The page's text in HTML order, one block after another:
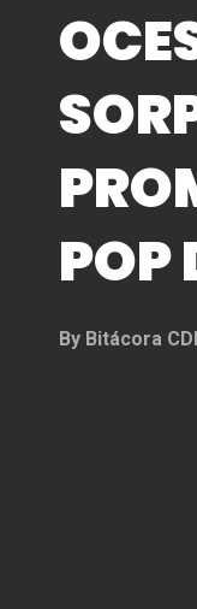
POP
By Bitácora